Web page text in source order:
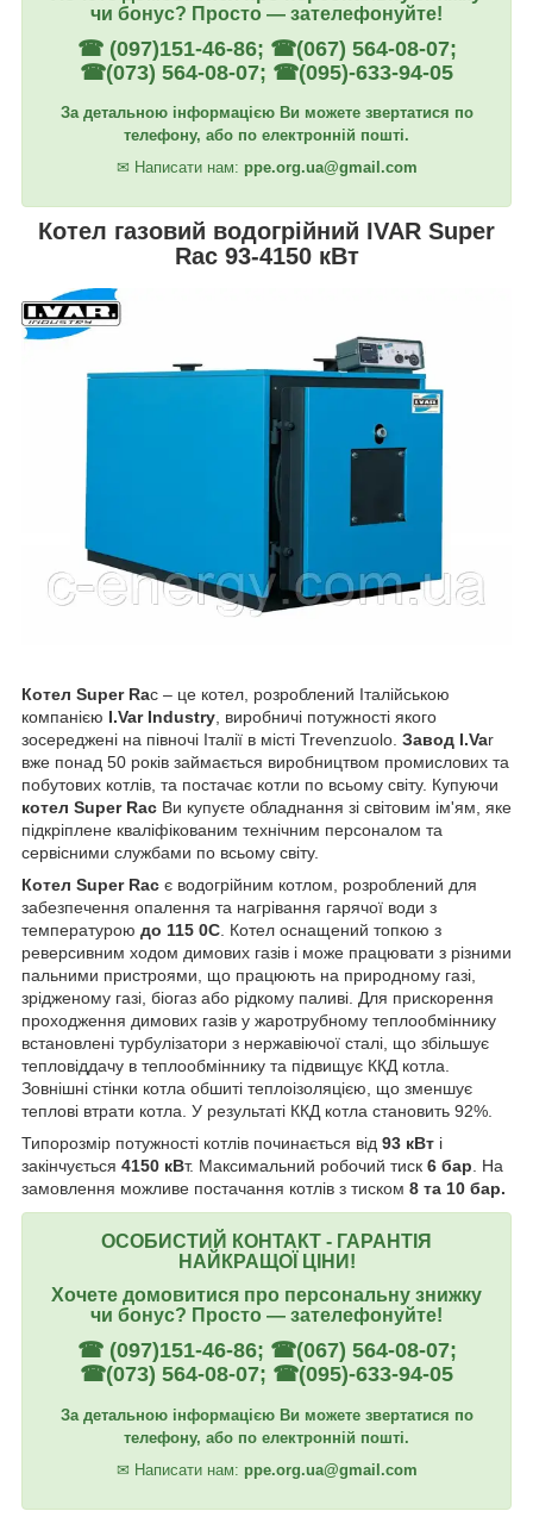
чи бонус? Просто ― зателефонуйте!
☎ (097)151-46-86; ☎(067) 564-08-07;
☎(073) 564-08-07; ☎(095)-633-94-05
За детальною інформацією Ви можете звертатися по
телефону, або по електронній пошті.
✉ Написати нам: ppe.org.ua@gmail.com
Котел газовий водогрійний IVAR Super
Rac 93-4150 кВт
Котел Super Rac – це котел, розроблений Італійською
компанією I.Var Industry, виробничі потужності якого
зосереджені на півночі Італії в місті Trevenzuolo. Завод I.Var
вже понад 50 років займається виробництвом промислових та
побутових котлів, та постачає котли по всьому світу. Купуючи
котел Super Rac Ви купуєте обладнання зі світовим ім'ям, яке
підкріплене кваліфікованим технічним персоналом та
сервісними службами по всьому світу.
Котел Super Rac є водогрійним котлом, розроблений для
забезпечення опалення та нагрівання гарячої води з
температурою до 115 0С. Котел оснащений топкою з
реверсивним ходом димових газів і може працювати з різними
пальними пристроями, що працюють на природному газі,
зрідженому газі, біогаз або рідкому паливі. Для прискорення
проходження димових газів у жаротрубному теплообміннику
встановлені турбулізатори з нержавіючої сталі, що збільшує
тепловіддачу в теплообміннику та підвищує ККД котла.
Зовнішні стінки котла обшиті теплоізоляцією, що зменшує
теплові втрати котла. У результаті ККД котла становить 92%.
Типорозмір потужності котлів починається від 93 кВт і
закінчується 4150 кВт. Максимальний робочий тиск 6 бар. На
замовлення можливе постачання котлів з тиском 8 та 10 бар.
ОСОБИСТИЙ КОНТАКТ - ГАРАНТІЯ
НАЙКРАЩОЇ ЦІНИ!
Хочете домовитися про персональну знижку
чи бонус? Просто ― зателефонуйте!
☎ (097)151-46-86; ☎(067) 564-08-07;
☎(073) 564-08-07; ☎(095)-633-94-05
За детальною інформацією Ви можете звертатися по
телефону, або по електронній пошті.
✉ Написати нам: ppe.org.ua@gmail.com